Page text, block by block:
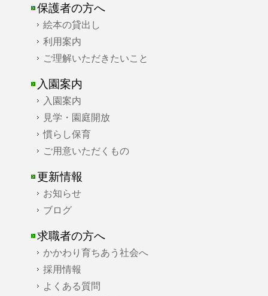
保護者の方へ
絵本の貸出し
利用案内
ご理解いただきたいこと
入園案内
入園案内
見学・園庭開放
慣らし保育
ご用意いただくもの
更新情報
お知らせ
ブログ
求職者の方へ
かかわり育ちあう社会へ
採用情報
よくある質問